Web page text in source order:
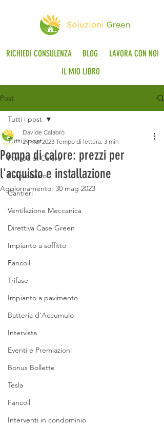
RICHIEDI CONSULENZA BLOG
LAVORA CON NOI
IL MIO LIBRO
Post
Tutti i post
Pompa di Calore
Fotovoltaico
Cantieri
Ventilazione Meccanica
Direttiva Case Green
Impianto a soffitto
Fancoil
Trifase
Impianto a pavimento
Batteria d'Accumulo
Intervista
Eventi e Premiazioni
Bonus Bollette
Tesla
Fancoil
Interventi in condominio
Tutti i post
Pompa di calore: prezzi per
l'acquisto e installazione
Davide Calabrò
29 mar 2023 Tempo di lettura: 3 min
Aggiornamento: 30 mag 2023